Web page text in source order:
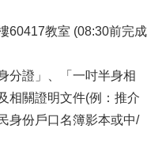
60417教室 (08:30前完成
分證」、「一吋半身相
相關證明文件(例：推介
身份戶口名簿影本或中/